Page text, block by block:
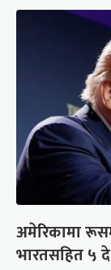
अमेरिकामा
भारतसहित ५